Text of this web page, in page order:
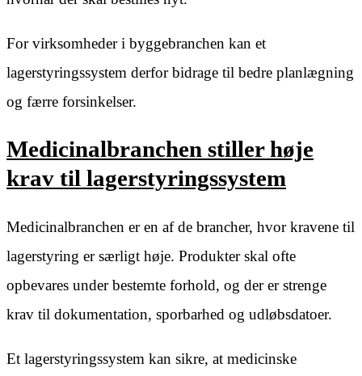
For virksomheder i byggebranchen kan et
lagerstyringssystem derfor bidrage til bedre planlægning
og færre forsinkelser.
Medicinalbranchen stiller høje
krav til lagerstyringssystem
Medicinalbranchen er en af de brancher, hvor kravene til
lagerstyring er særligt høje. Produkter skal ofte
opbevares under bestemte forhold, og der er strenge
krav til dokumentation, sporbarhed og udløbsdatoer.
Et lagerstyringssystem kan sikre, at medicinske